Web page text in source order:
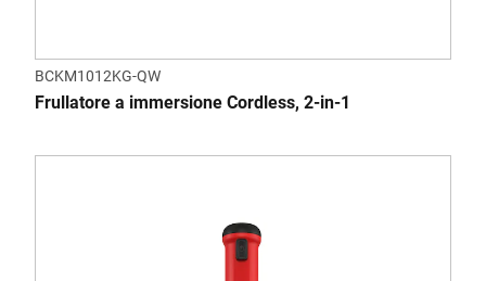
BCKM1012KG-QW
Frullatore a immersione Cordless, 2-in-1